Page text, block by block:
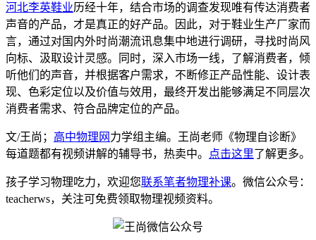
河北李英鞋业历经十年，结合市场的调查发现唯有传达消费者
声音的产品，才是真正的好产品。因此，对于鞋业生产厂家而
言，通过对国内外时尚潮流讯息集中地进行调研，寻找时尚风
向标、汲取设计灵感。同时，深入市场一线，了解消费者，倾
听他们的声音，并根据客户需求，不断修正产品性能、设计表
现、色彩定位以及价值与效用，最终开发出能够满足不同层次
消费者需求、符合品牌定位的产品。
文/王尚； 高中物理网 力学组主编。王尚老师《物理自诊断》
每道题都有视频讲解的辅导书，热卖中。
点击这里了解更多。
孩子学习物理吃力，欢迎您联系笔者物理补课。微信公众号：
teacherws，关注可免费领取物理视频资料。